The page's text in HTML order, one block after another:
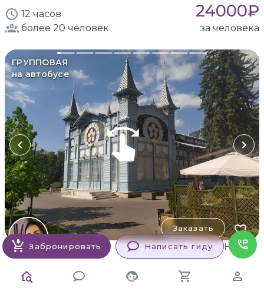
12 часов 24000₽
более 20 человек за человека
ГРУППОВАЯ
на автобусе
Заказать
Эмилия Новая
Light-тур на 3 дня "Кавказ в твоём
сердце" из Пятигорска в группе
Забронировать Написать гиду